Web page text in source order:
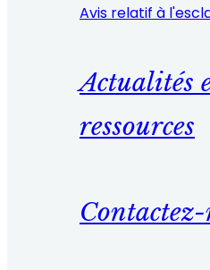
Avis relatif à
Actualités
ressources